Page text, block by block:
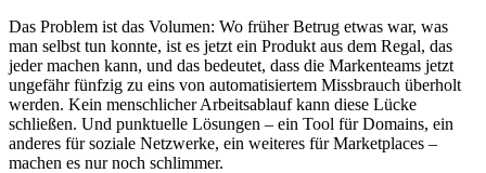
Das Problem ist das Volumen: Wo früher Betrug etwas war, was
man selbst tun konnte, ist es jetzt ein Produkt aus dem Regal, das
jeder machen kann, und das bedeutet, dass die Markenteams jetzt
ungefähr fünfzig zu eins von automatisiertem Missbrauch überholt
werden. Kein menschlicher Arbeitsablauf kann diese Lücke
schließen. Und punktuelle Lösungen – ein Tool für Domains, ein
anderes für soziale Netzwerke, ein weiteres für Marketplaces –
machen es nur noch schlimmer.